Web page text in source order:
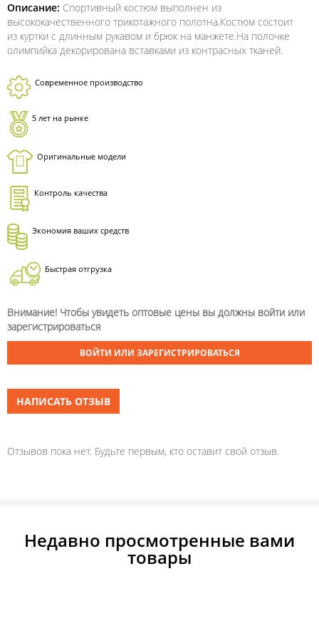
Описание: Спортивный костюм выполнен из
высококачественного трикотажного полотна.Костюм состоит
из куртки с длинным рукавом и брюк на манжете.На полочке
олимпийка декорирована вставками из контрасных тканей.
Современное производство
5 лет на рынке
Оригинальные модели
Контроль качества
Экономия ваших средств
Быстрая отгрузка
Внимание! Чтобы увидеть оптовые цены вы должны войти или
зарегистрироваться
ВОЙТИ ИЛИ ЗАРЕГИСТРИРОВАТЬСЯ
НАПИСАТЬ ОТЗЫВ
Отзывов пока нет. Будьте первым, кто оставит свой отзыв.
Недавно просмотренные вами
товары